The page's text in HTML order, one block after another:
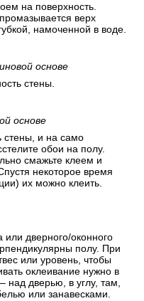
на поверхность.
верх
намоченной в воде.
основе
стены.
основе
стены, и на само
обои на полу.
смажьте клеем и
некоторое время
их можно клеить.
или дверного/оконного
полу. При
или уровень, чтобы
оклеивание нужно в
над дверью, в углу, там,
или занавесками.